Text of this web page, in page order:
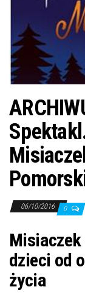
06/10/2016 0
dzieci od
życia